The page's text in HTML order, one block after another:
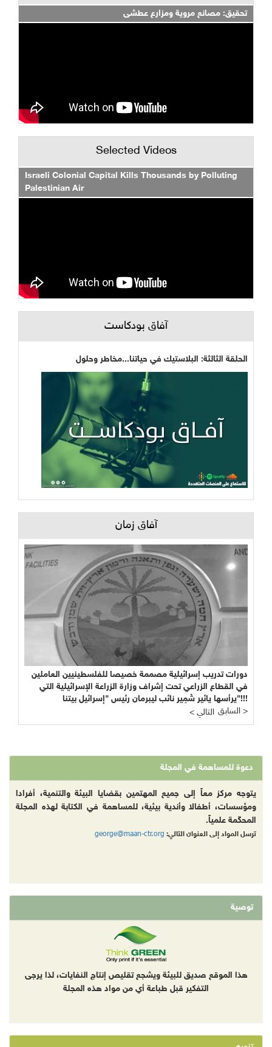
تحقيق: مصانع مروية ومزارع عطشى
Selected Videos
Israeli Colonial Capital Kills Thousands by Polluting
Palestinian Air
آفاق بودكاست
الحلقة الثالثة: البلاستيك في حياتنا...مخاطر وحلول
آفاق زمان
دورات تدريب إسرائيلية مصممة خصيصا للفلسطينيين العاملين
في القطاع الزراعي تحت إشراف وزارة الزراعة الإسرائيلية التي
يرأسها يائير شَمِير نائب ليبرمان رئيس "إسرائيل بيتنا"!!!
< التالي
السابق >
دعوة للمساهمة في المجلة
يتوجه مركز معاً إلى جميع المهتمين بقضايا البيئة والتنمية، أفرادا
ومؤسسات، أطفالا وأندية بيئية، للمساهمة في الكتابة لهذه المجلة
المحكّمة علمياً.
ترسل المواد إلى العنوان التالي: george@maan-ctr.org
توصية
هذا الموقع صديق للبيئة ويشجع تقليص إنتاج النفايات، لذا يرجى
التفكير قبل طباعة أي من مواد هذه المجلة